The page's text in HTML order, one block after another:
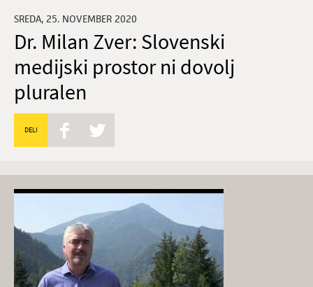
SREDA, 25. NOVEMBER 2020
Dr. Milan Zver: Slovenski
medijski prostor ni dovolj
pluralen
DELI